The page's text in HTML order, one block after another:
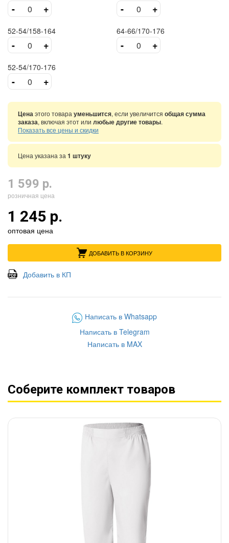
- +
52-54/158-164
- +
52-54/170-176
- +
- +
64-66/170-176
- +
Ценаэтого товара уменьшится, если увеличится общая сумма
заказа, включая этот или любые другие товары.
Показать все цены и скидки
Цена указана за 1 штуку
1 599 р.
розничная цена
1 245 р.
оптовая цена
ДОБАВИТЬ В КОРЗИНУ
Добавить в КП
Написать в Whatsapp
Написать в Telegram
Написать в MAX
Соберите комплект товаров